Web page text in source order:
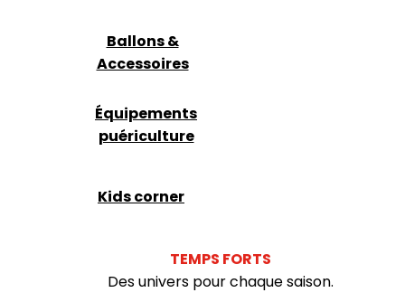
Ballons &
Accessoires
Équipements
puériculture
Kids corner
TEMPS FORTS
Des univers pour chaque saison.